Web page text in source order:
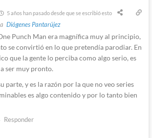
5 años han pasado desde que se escribió esto
Diógenes Pantarújez
Punch Man era magnífica muy al principio,
se convirtió en lo que pretendía parodiar. En
que la gente lo perciba como algo serio, es
ser muy pronto.
parte, y es la razón por la que no veo series
es algo contenido y por lo tanto bien
Responder